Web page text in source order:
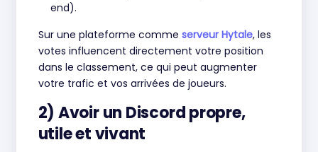
end).
Sur une plateforme comme serveur Hytale, les
votes influencent directement votre position
dans le classement, ce qui peut augmenter
votre trafic et vos arrivées de joueurs.
2) Avoir un Discord propre,
utile et vivant